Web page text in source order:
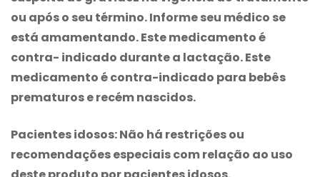
ou após o seu término. Informe seu médico se
está amamentando. Este medicamento é
contra- indicado durante a lactação. Este
medicamento é contra-indicado para bebês
prematuros e recém nascidos.
Pacientes idosos: Não há restrições ou
recomendações especiais com relação ao uso